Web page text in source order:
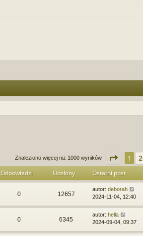
Znaleziono więcej niż 1000 wyników Strona
1 2
Odpowiedzi Odsłony Ostatni post
0 12657
autor: deborah
2024-11-04, 12:40
0 6345
autor: hella
2024-09-04, 09:37